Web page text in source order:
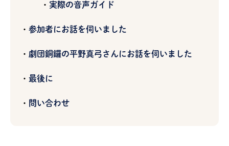
実際の音声ガイド
参加者にお話を伺いました
劇団銅鑼の平野真弓さんにお話を伺いました
最後に
問い合わせ